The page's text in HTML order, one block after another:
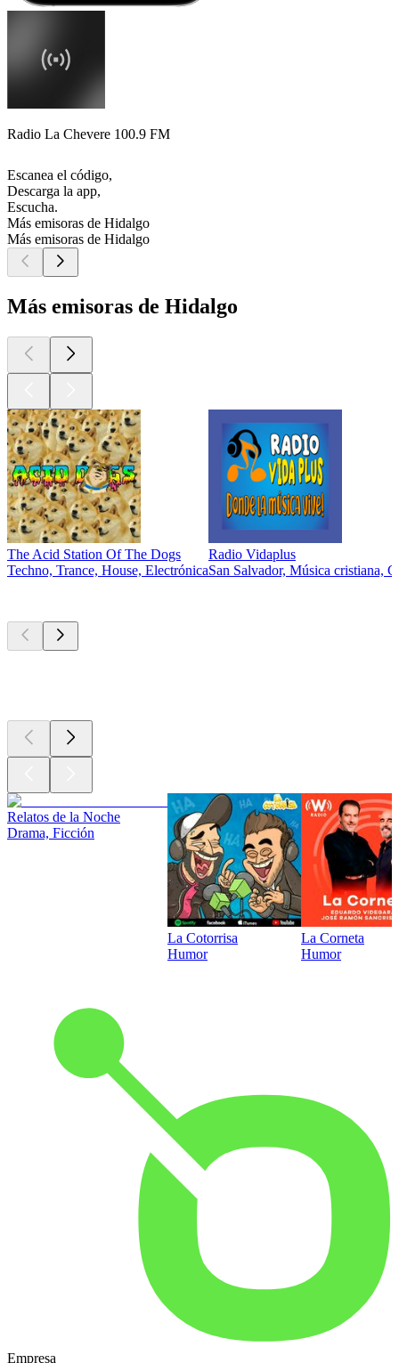
Radio La Chevere 100.9 FM
Escanea el código,
Descarga la app,
Escucha.
Más emisoras de Hidalgo
Más emisoras de Hidalgo
Más emisoras de Hidalgo
The Acid Station Of The Dogs
Techno, Trance, House, Electrónica
Radio Vidaplus
San Salvador, Música cristiana,
Relatos de la Noche
Drama, Ficción
La Cotorrisa
Humor
La Corneta
Humor
Empresa